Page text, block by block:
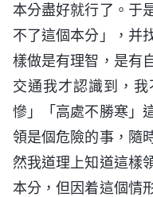
本分盡好就行了。于
不了這個本分」，并
樣做是有理智，是有
交通我才認識到，
慘」「高處不勝寒」
領是個危險的事，隨
然我道理上知道這樣
本分，但因着這個情